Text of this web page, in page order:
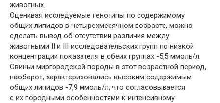
животных.
Оценивая исследуемые генотипы по содержимому
общих липидов в четырехмесячном возрасте, можно
сделать вывод об отсутствии различия между
животными ІІ и ІІІ исследовательских групп по низкой
концентрации показателя в обеих группах -5,5 ммоль/л.
Свиньи миргородской породы в этот возрастной период,
наоборот, характеризовались высоким содержимым
общих липидов -7,9 ммоль/л, что согласовывается
с их породными особенностями к интенсивному